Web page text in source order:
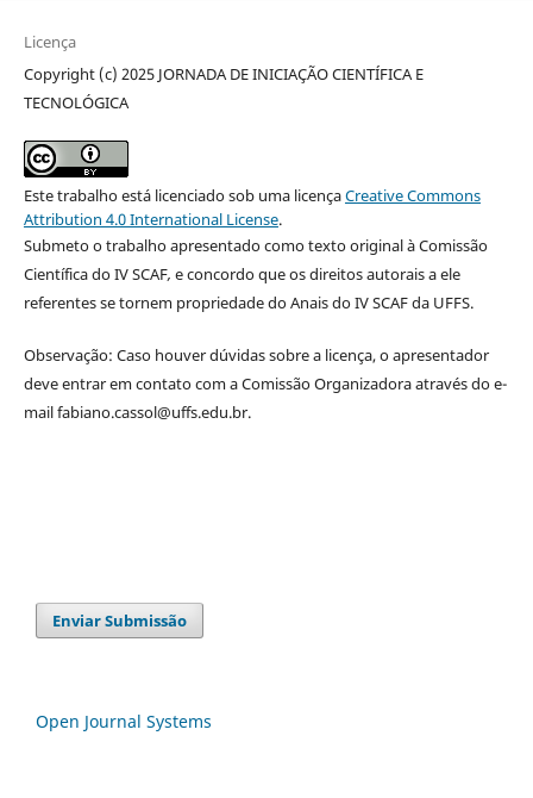
Licença
Copyright (c) 2025 JORNADA DE INICIAÇÃO CIENTÍFICA E
TECNOLÓGICA
Este trabalho está licenciado sob uma licençaCreative Commons
Attribution 4.0 International License.
Submeto o trabalho apresentado como texto original à Comissão
Científica do IV SCAF, e concordo que os direitos autorais a ele
referentes se tornem propriedade do Anais do IV SCAF da UFFS.
Observação: Caso houver dúvidas sobre a licença, o apresentador
deve entrar em contato com a Comissão Organizadora através do e-
mail fabiano.cassol@uffs.edu.br.
Enviar Submissão
Open Journal Systems